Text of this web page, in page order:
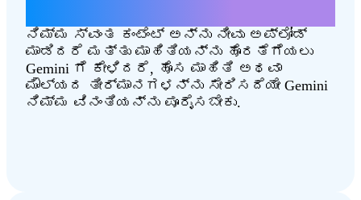
ನಿಮ್ಮ ಸ್ವಂತ ಕಂಟೆಂಟ್ ಅನ್ನು ನೀವು ಅಪ್‌ಲೋಡ್
ಮಾಡಿದರೆ ಮತ್ತು ಮಾಹಿತಿಯನ್ನು ಹೊರತೆಗೆಯಲು
Gemini ಗೆ ಕೇಳಿದರೆ, ಹೊಸ ಮಾಹಿತಿ ಅಥವಾ
ಮೌಲ್ಯದ ತೀರ್ಮಾನಗಳನ್ನು ಸೇರಿಸದೆಯೇ Gemini
ನಿಮ್ಮ ವಿನಂತಿಯನ್ನು ಪೂರೈಸಬೇಕು.